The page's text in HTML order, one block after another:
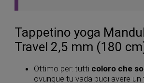
Tappetino yoga
Travel 2,5 mm (180
Ottimo per: tutti coloro che
ovunque tu vada puoi avere